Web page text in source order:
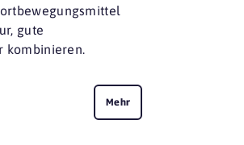
gute
kombinieren.
Mehr